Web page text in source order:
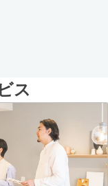
ス